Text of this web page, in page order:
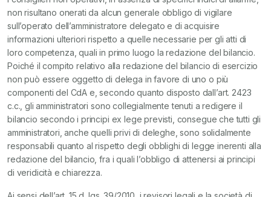
non risultano onerati da alcun generale obbligo di vigilare
sull’operato dell’amministratore delegato e di acquisire
informazioni ulteriori rispetto a quelle necessarie per gli atti di
loro competenza, quali in primo luogo la redazione del bilancio.
Poiché il compito relativo alla redazione del bilancio di esercizio
non può essere oggetto di delega in favore di uno o più
componenti del CdA e, secondo quanto disposto dall’art. 2423
c.c., gli amministratori sono collegialmente tenuti a redigere il
bilancio secondo i principi ex lege previsti, consegue che tutti gli
amministratori, anche quelli privi di deleghe, sono solidalmente
responsabili quanto al rispetto degli obblighi di legge inerenti alla
redazione del bilancio, fra i quali l’obbligo di attenersi ai principi
di veridicità e chiarezza.